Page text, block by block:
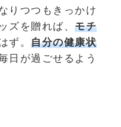
りつつもきっかけ
ズを贈れば、 モチ
ず。 自分の健康状
日が過ごせるよう